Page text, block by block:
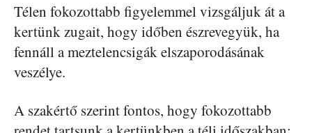
Télen fokozottabb figyelemmel vizsgáljuk át a
kertünk zugait, hogy időben észrevegyük, ha
fennáll a meztelencsigák elszaporodásának
veszélye.
A szakértő szerint fontos, hogy fokozottabb